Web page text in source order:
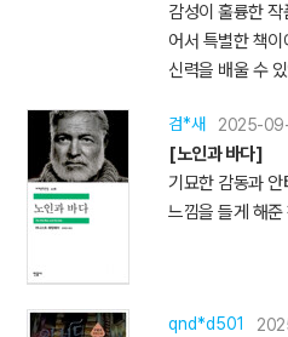
감성이 훌륭한
어서 특별한 책
신력을 배울 수
검*새 2025-
[노인과 바다]
기묘한 감동과
느낌을 들게 해
qnd*d501